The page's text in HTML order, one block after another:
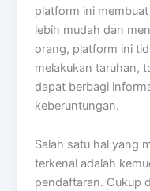
platform ini
lebih mudah dan
orang, platform ini
melakukan taruhan,
dapat berbagi
keberuntungan.
Salah satu hal yang
terkenal adalah
pendaftaran. Cukup